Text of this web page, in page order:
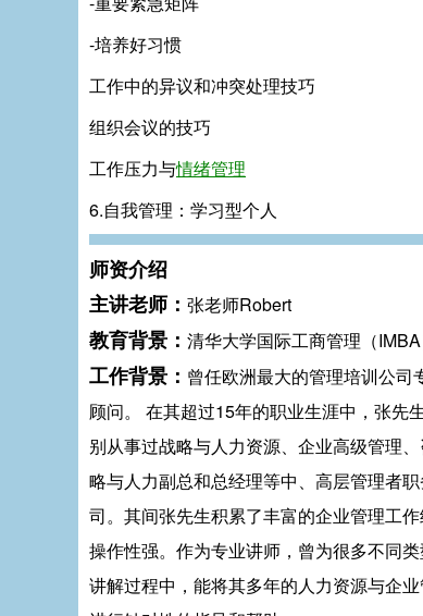
-培养好习惯
工作中的异议和冲突处理技巧
组织会议的技巧
工作压力与情绪管理
6.自我管理：学习型个人
师资介绍
主讲老师： 张老师Robert
教育背景： 清华大学国际工商管理（
工作背景： 曾任欧洲最大的管理培训公
顾问。 在其超过15年的职业生涯中，张先
别从事过战略与人力资源、企业高级管理
略与人力副总和总经理等中、高层管理者
司。其间张先生积累了丰富的企业管理工
操作性强。作为专业讲师，曾为很多不同
讲解过程中，能将其多年的人力资源与企